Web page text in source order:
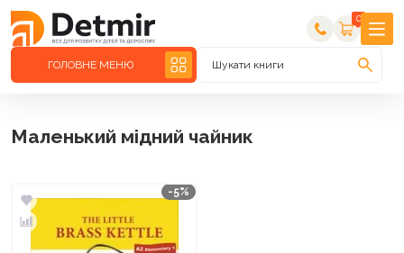
0
ГОЛОВНЕ МЕНЮ Шукати книги
Маленький мідний чайник
-5%